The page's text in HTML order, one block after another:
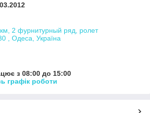
2 фурнитурный ряд, ролет
, Одеса, Україна
з 08:00 до 15:00
графік роботи